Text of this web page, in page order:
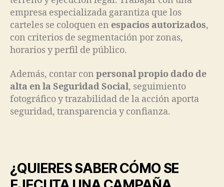
empresa especializada garantiza que los
carteles se coloquen en espacios autorizados,
con criterios de segmentación por zonas,
horarios y perfil de público.
Además, contar con personal propio dado de
alta en la Seguridad Social, seguimiento
fotográfico y trazabilidad de la acción aporta
seguridad, transparencia y confianza.
¿QUIERES SABER CÓMO SE